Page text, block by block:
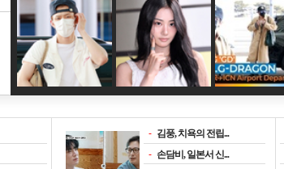
- 김풍, 치욕의 전립...
- 손담비, 일본서 신...